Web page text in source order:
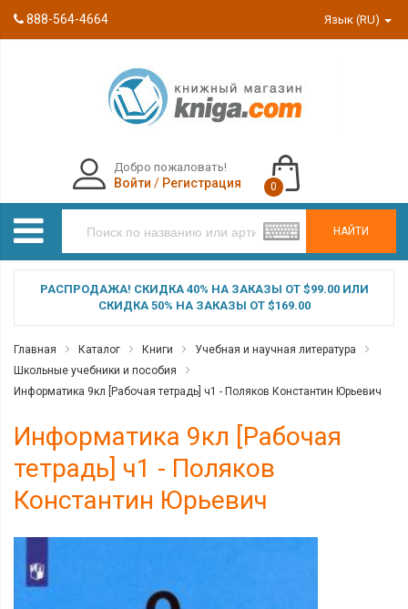
888-564-4664 Язык (RU)
НАЙТИ
Добро пожаловать!
Войти / Регистрация 0
РАСПРОДАЖА! СКИДКА 40% НА ЗАКАЗЫ ОТ $99.00 ИЛИ
СКИДКА 50% НА ЗАКАЗЫ ОТ $169.00
Главная Каталог Книги
Учебная и научная литература
Школьные учебники и пособия
Информатика 9кл [Рабочая тетрадь] ч1 - Поляков Константин Юрьевич
Информатика 9кл [Рабочая
тетрадь] ч1 - Поляков
Константин Юрьевич